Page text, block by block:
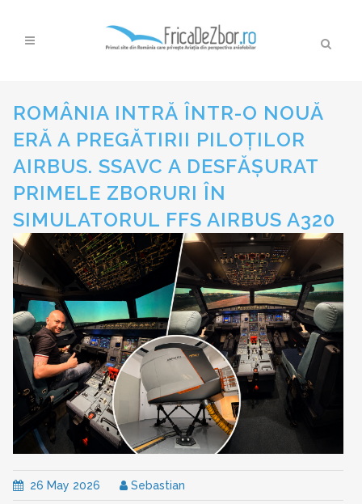
ROMÂNIA INTRĂ ÎNTR-O NOUĂ
ERĂ A PREGĂTIRII PILOȚILOR
AIRBUS. SSAVC A DESFĂȘURAT
PRIMELE ZBORURI ÎN
SIMULATORUL FFS AIRBUS A320
26 May 2026 Sebastian